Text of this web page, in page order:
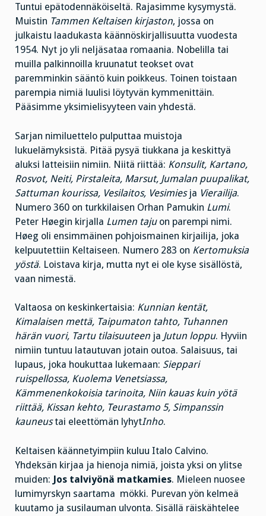
Tuntui epätodennäköiseltä. Rajasimme kysymystä.
Muistin Tammen Keltaisen kirjaston, jossa on
julkaistu laadukasta käännöskirjallisuutta vuodesta
1954. Nyt jo yli neljäsataa romaania. Nobelilla tai
muilla palkinnoilla kruunatut teokset ovat
paremminkin sääntö kuin poikkeus. Toinen toistaan
parempia nimiä luulisi löytyvän kymmenittäin.
Pääsimme yksimielisyyteen vain yhdestä.
Sarjan nimiluettelo pulputtaa muistoja
lukuelämyksistä. Pitää pysyä tiukkana ja keskittyä
aluksi latteisiin nimiin. Niitä riittää: Konsulit, Kartano,
Rosvot, Neiti, Pirstaleita, Marsut, Jumalan puupalikat,
Sattuman kourissa, Vesilaitos, Vesimies ja Vierailija.
Numero 360 on turkkilaisen Orhan Pamukin Lumi.
Peter Høegin kirjalla Lumen tajuon parempi nimi.
Høeg oli ensimmäinen pohjoismainen kirjailija, joka
kelpuutettiin Keltaiseen. Numero 283 on Kertomuksia
yöstä. Loistava kirja, mutta nyt ei ole kyse sisällöstä,
vaan nimestä.
Valtaosa on keskinkertaisia: Kunnian kentät,
Kimalaisen mettä, Taipumaton tahto, Tuhannen
härän vuori, Tartu tilaisuuteen ja Jutun loppu. Hyviin
nimiin tuntuu latautuvan jotain outoa. Salaisuus, tai
lupaus, joka houkuttaa lukemaan: Sieppari
ruispellossa, Kuolema Venetsiassa,
Kämmenenkokoisia tarinoita, Niin kauas kuin yötä
riittää, Kissan kehto, Teurastamo 5, Simpanssin
kauneustai eleettömän lyhytInho.
Keltaisen käännetyimpiin kuluu Italo Calvino.
Yhdeksän kirjaa ja hienoja nimiä, joista yksi on ylitse
muiden:
Jos talviyönä matkamies. Mieleen nuosee
lumimyrskyn saartama mökki. Purevan yön kelmeä
kuutamo ja susilauman ulvonta. Sisällä räiskähtelee